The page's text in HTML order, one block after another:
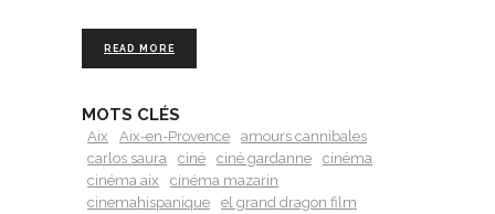
READ MORE
MOTS CLÉS
Aix Aix-en-Provence
amours cannibales
carlos saura
ciné ciné gardanne
cinéma
cinéma aix
cinéma mazarin
cinemahispanique
el grand dragon film